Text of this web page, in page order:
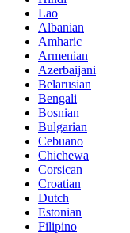
Lao
Albanian
Amharic
Armenian
Azerbaijani
Belarusian
Bengali
Bosnian
Bulgarian
Cebuano
Chichewa
Corsican
Croatian
Dutch
Estonian
Filipino